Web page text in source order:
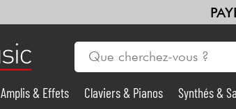
Amplis & Effets Claviers & Pianos Synthés &